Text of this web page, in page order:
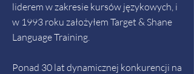
liderem w zakresie kursów językowych, i
w 1993 roku założyłem Target & Shane
Language Training.
Ponad 30 lat dynamicznej konkurencji na